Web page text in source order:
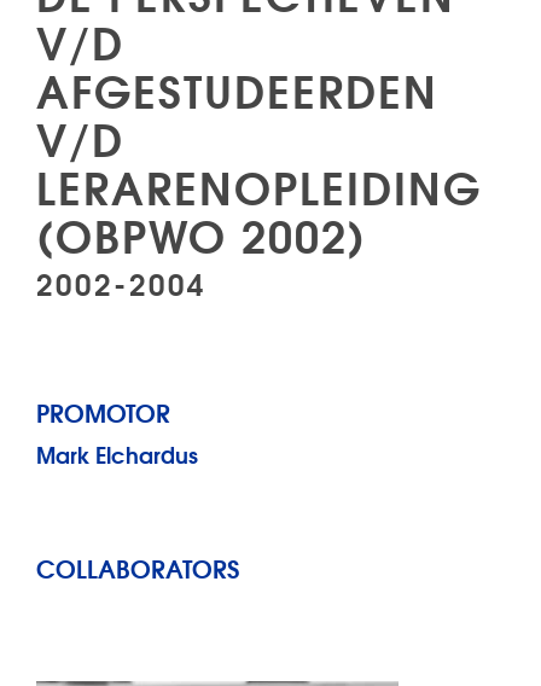
V/D
AFGESTUDEERDEN
V/D
LERARENOPLEIDING
(OBPWO 2002)
2002-2004
PROMOTOR
Mark Elchardus
COLLABORATORS